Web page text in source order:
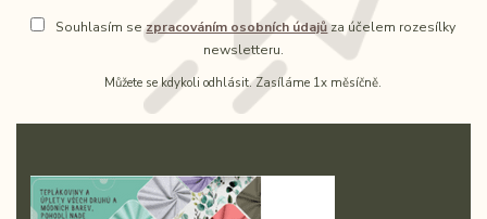
Souhlasím sezpracováním osobních údajůza účelem rozesílky
newsletteru.
Můžete se kdykoli odhlásit. Zasíláme 1x měsíčně.